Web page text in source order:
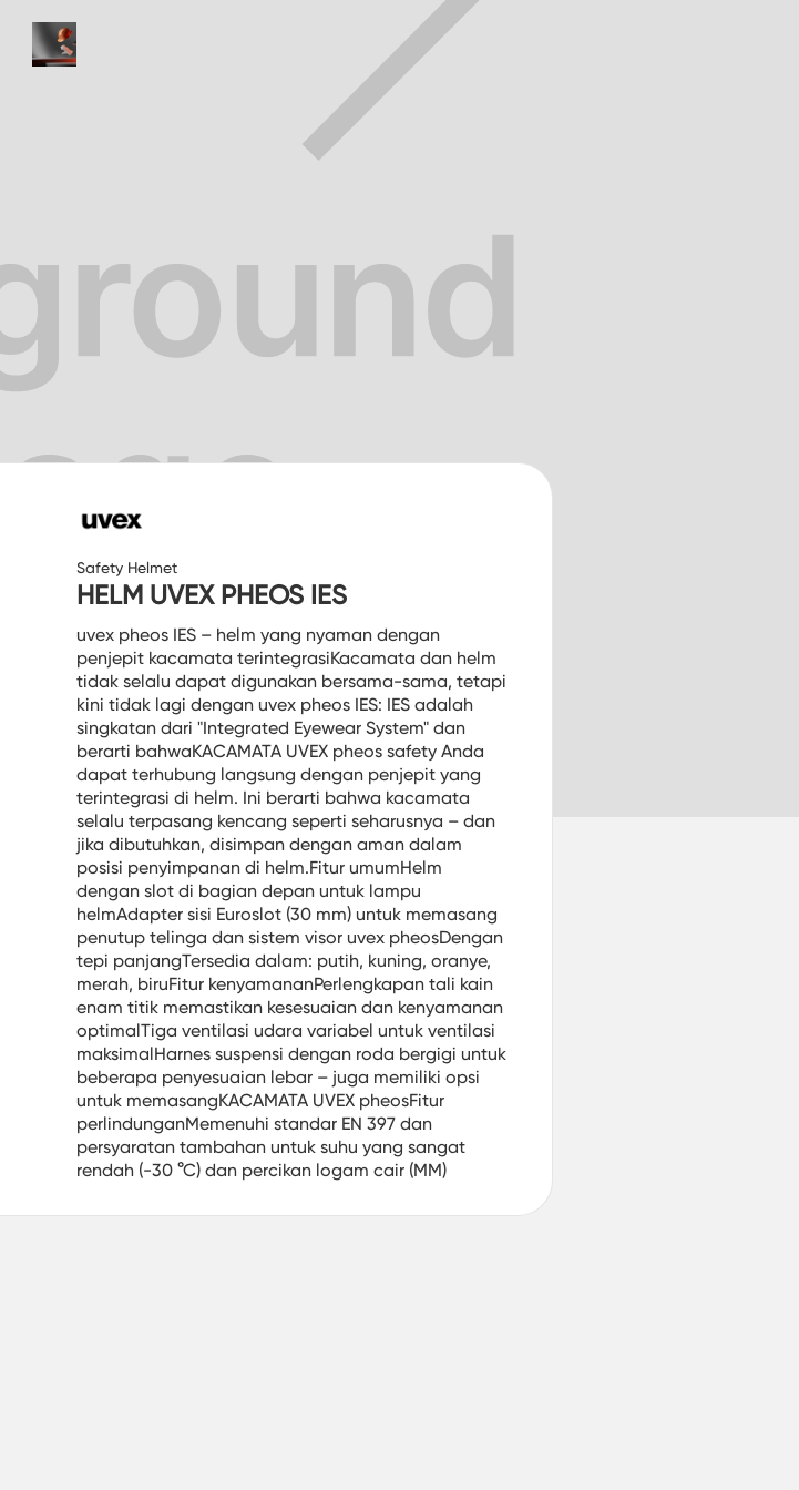
Safety Helmet
HELM UVEX PHEOS IES
uvex pheos IES – helm yang nyaman dengan
penjepit kacamata terintegrasiKacamata dan helm
tidak selalu dapat digunakan bersama-sama, tetapi
kini tidak lagi dengan uvex pheos IES: IES adalah
singkatan dari "Integrated Eyewear System" dan
berarti bahwaKACAMATA UVEX pheos safety Anda
dapat terhubung langsung dengan penjepit yang
terintegrasi di helm. Ini berarti bahwa kacamata
selalu terpasang kencang seperti seharusnya – dan
jika dibutuhkan, disimpan dengan aman dalam
posisi penyimpanan di helm.Fitur umumHelm
dengan slot di bagian depan untuk lampu
helmAdapter sisi Euroslot (30 mm) untuk memasang
penutup telinga dan sistem visor uvex pheosDengan
tepi panjangTersedia dalam: putih, kuning, oranye,
merah, biruFitur kenyamananPerlengkapan tali kain
enam titik memastikan kesesuaian dan kenyamanan
optimalTiga ventilasi udara variabel untuk ventilasi
maksimalHarnes suspensi dengan roda bergigi untuk
beberapa penyesuaian lebar – juga memiliki opsi
untuk memasangKACAMATA UVEX pheosFitur
perlindunganMemenuhi standar EN 397 dan
persyaratan tambahan untuk suhu yang sangat
rendah (-30 °C) dan percikan logam cair (MM)